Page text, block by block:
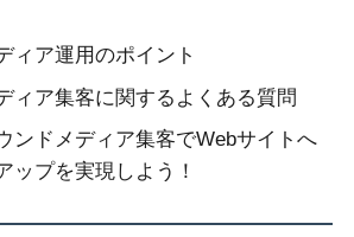
ィア運用のポイント
ィア集客に関するよくある質問
ンドメディア集客でWebサイトへ
ップを実現しよう！